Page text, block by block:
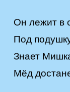
Он лежит в
Под
Знает
Мёд